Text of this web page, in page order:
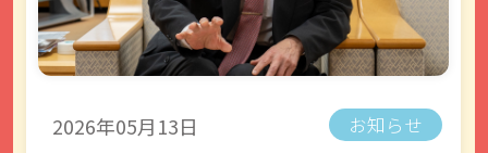
2026年05月13日 お知らせ